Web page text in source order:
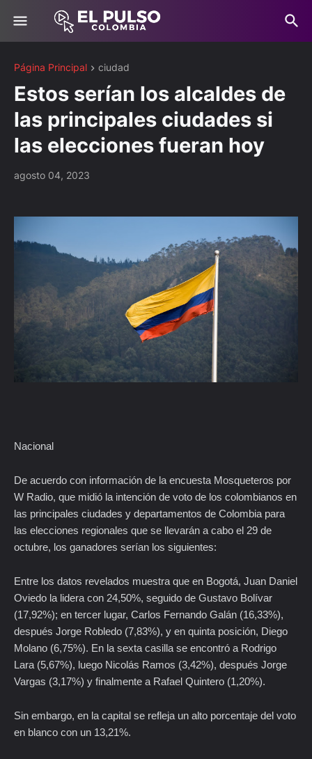
Página Principal ciudad
Estos serían los alcaldes de
las principales ciudades si
las elecciones fueran hoy
agosto 04, 2023
Nacional
De acuerdo con información de la encuesta Mosqueteros por
W Radio, que midió la intención de voto de los colombianos en
las principales ciudades y departamentos de Colombia para
las elecciones regionales que se llevarán a cabo el 29 de
octubre, los ganadores serían los siguientes:
Entre los datos revelados muestra que en Bogotá, Juan Daniel
Oviedo la lidera con 24,50%, seguido de Gustavo Bolívar
(17,92%); en tercer lugar, Carlos Fernando Galán (16,33%),
después Jorge Robledo (7,83%), y en quinta posición, Diego
Molano (6,75%). En la sexta casilla se encontró a Rodrigo
Lara (5,67%), luego Nicolás Ramos (3,42%), después Jorge
Vargas (3,17%) y finalmente a Rafael Quintero (1,20%).
Sin embargo, en la capital se refleja un alto porcentaje del voto
en blanco con un 13,21%.